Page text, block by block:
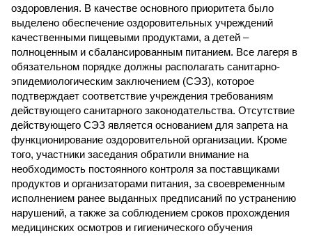
оздоровления. В качестве основного приоритета было
выделено обеспечение оздоровительных учреждений
качественными пищевыми продуктами, а детей –
полноценным и сбалансированным питанием. Все лагеря в
обязательном порядке должны располагать санитарно-
эпидемиологическим заключением (СЭЗ), которое
подтверждает соответствие учреждения требованиям
действующего санитарного законодательства. Отсутствие
действующего СЭЗ является основанием для запрета на
функционирование оздоровительной организации. Кроме
того, участники заседания обратили внимание на
необходимость постоянного контроля за поставщиками
продуктов и организаторами питания, за своевременным
исполнением ранее выданных предписаний по устранению
нарушений, а также за соблюдением сроков прохождения
медицинских осмотров и гигиенического обучения